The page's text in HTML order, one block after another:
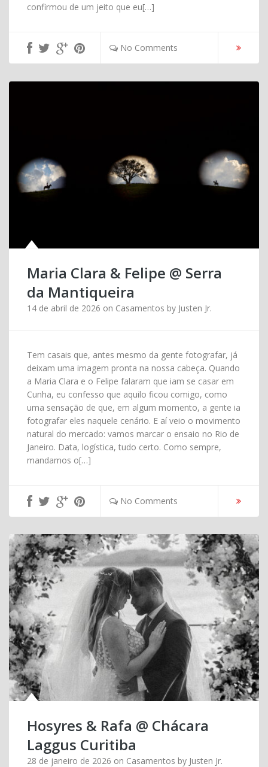
confirmou de um jeito que eu[…]
No Comments
Maria Clara & Felipe @ Serra
da Mantiqueira
14 de abril de 2026 on Casamentos by Justen Jr.
Tem casais que, antes mesmo da gente fotografar, já
deixam uma imagem pronta na nossa cabeça. Quando
a Maria Clara e o Felipe falaram que iam se casar em
Cunha, eu confesso que aquilo ficou comigo, como
uma sensação de que, em algum momento, a gente ia
fotografar eles naquele cenário. E aí veio o movimento
natural do mercado: vamos marcar o ensaio no Rio de
Janeiro. Data, logística, tudo certo. Como sempre,
mandamos o[…]
No Comments
Hosyres & Rafa @ Chácara
Laggus Curitiba
28 de janeiro de 2026 on Casamentos by Justen Jr.